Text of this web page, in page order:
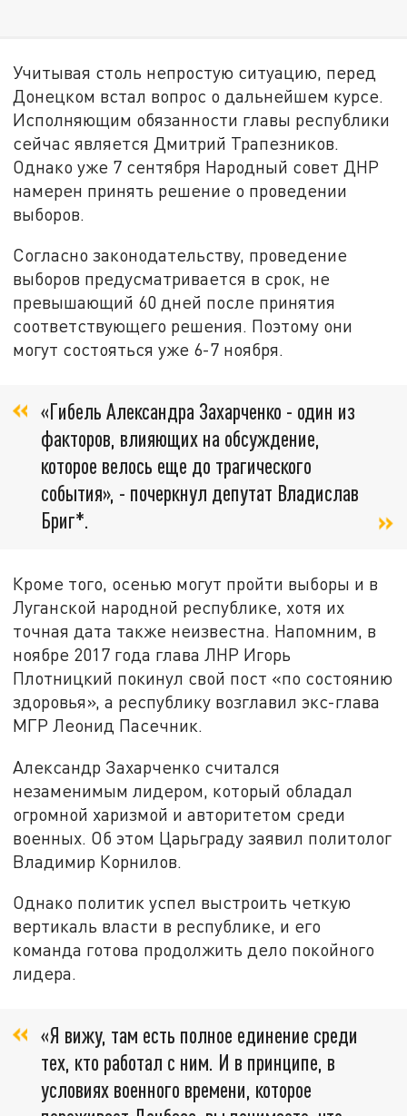
Учитывая столь непростую ситуацию, перед
Донецком встал вопрос о дальнейшем курсе.
Исполняющим обязанности главы республики
сейчас является Дмитрий Трапезников.
Однако уже 7 сентября Народный совет ДНР
намерен принять решение о проведении
выборов.
Согласно законодательству, проведение
выборов предусматривается в срок, не
превышающий 60 дней после принятия
соответствующего решения. Поэтому они
могут состояться уже 6-7 ноября.
«Гибель Александра Захарченко - один из
факторов, влияющих на обсуждение,
которое велось еще до трагического
события», - почеркнул депутат Владислав
Бриг*.
Кроме того, осенью могут пройти выборы и в
Луганской народной республике, хотя их
точная дата также неизвестна. Напомним, в
ноябре 2017 года глава ЛНР Игорь
Плотницкий покинул свой пост «по состоянию
здоровья», а республику возглавил экс-глава
МГР Леонид Пасечник.
Александр Захарченко считался
незаменимым лидером, который обладал
огромной харизмой и авторитетом среди
военных. Об этом Царьграду заявил политолог
Владимир Корнилов.
Однако политик успел выстроить четкую
вертикаль власти в республике, и его
команда готова продолжить дело покойного
лидера.
«Я вижу, там есть полное единение среди
тех, кто работал с ним. И в принципе, в
условиях военного времени, которое